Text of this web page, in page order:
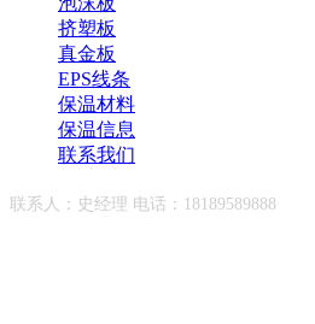
挤塑板
真金板
EPS线条
保温材料
保温信息
联系我们
联系人：史经理 电话：18189589888